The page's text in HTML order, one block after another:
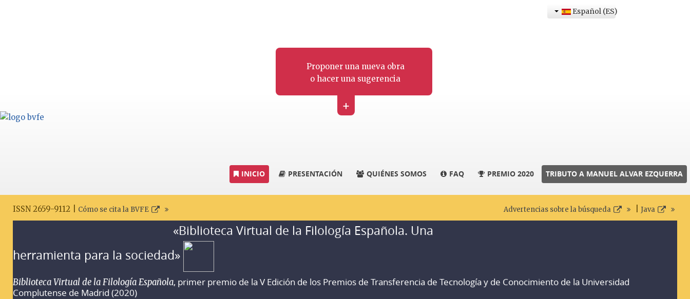
Proponer una nueva obra
o hacer una sugerencia
+
Español (ES)
INICIO PRESENTACIÓN QUIÉNES SOMOS FAQ PREMIO 2020 TRIBUTO A MANUEL ALVAR EZQUERRA
ISSN 2659-9112 | Cómo se cita la BVFE Advertencias sobre la búsqueda Java
«Biblioteca Virtual de la Filología Española. Una
herramienta para la sociedad»
Biblioteca Virtual de la Filología Española, primer premio de la V Edición de los Premios de Transferencia de Tecnología y de Conocimiento de la Universidad
Complutense de Madrid (2020)